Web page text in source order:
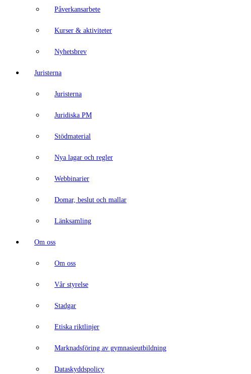
Påverkansarbete
Kurser & aktiviteter
Nyhetsbrev
Juristerna
Juristerna
Juridiska PM
Stödmaterial
Nya lagar och regler
Webbinarier
Domar, beslut och mallar
Länksamling
Om oss
Om oss
Vår styrelse
Stadgar
Etiska riktlinjer
Marknadsföring av gymnasieutbildning
Dataskyddspolicy